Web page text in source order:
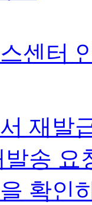
센터
재발
송 요
확인